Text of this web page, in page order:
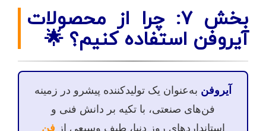
بخش ۷: چرا از محصولات
آیروفن استفاده کنیم؟ 🌟
آیروفن به‌عنوان یک تولیدکننده پیشرو در زمینه
فن‌های صنعتی، با تکیه بر دانش فنی و
استانداردهای روز دنیا، طیف وسیعی از فن